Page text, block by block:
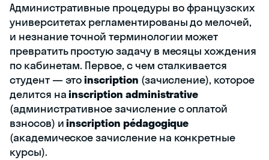
Административные процедуры во французских
университетах регламентированы до мелочей,
и незнание точной терминологии может
превратить простую задачу в месяцы хождения
по кабинетам. Первое, с чем сталкивается
студент — этоinscription (зачисление), которое
делится наinscription administrative
(административное зачисление с оплатой
взносов) иinscription pédagogique
(академическое зачисление на конкретные
курсы).